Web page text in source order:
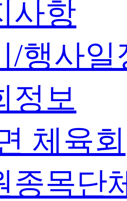
사항
/행사일
정보
체육회
종목단